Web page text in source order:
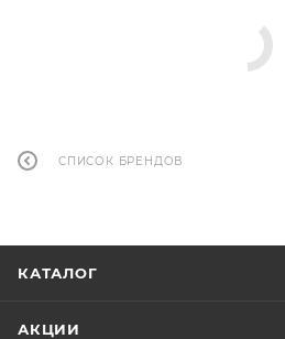
СПИСОК БРЕНДОВ
КАТАЛОГ
АКЦИИ